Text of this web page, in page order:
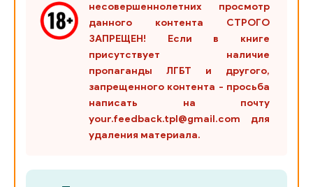
несовершеннолетних просмотр
данного контента СТРОГО
ЗАПРЕЩЕН! Если в книге
присутствует наличие
пропаганды ЛГБТ и другого,
запрещенного контента - просьба
написать на почту
your.feedback.tpl@gmail.com для
удаления материала.